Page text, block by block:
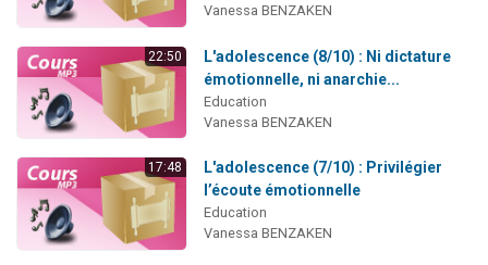
Vanessa BENZAKEN
22:50
L'adolescence (8/10) : Ni dictature
émotionnelle, ni anarchie...
Education
Vanessa BENZAKEN
17:48
L'adolescence (7/10) : Privilégier
l’écoute émotionnelle
Education
Vanessa BENZAKEN